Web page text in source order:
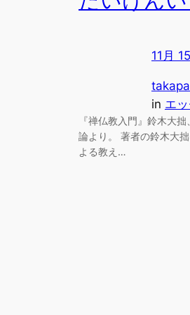
11月
in エ
『禅仏教入門』鈴木大
論より。 著者の鈴木大
よる教え…